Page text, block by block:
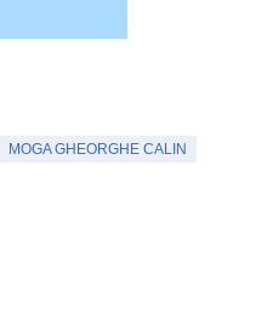
MOGA GHEORGHE CALIN